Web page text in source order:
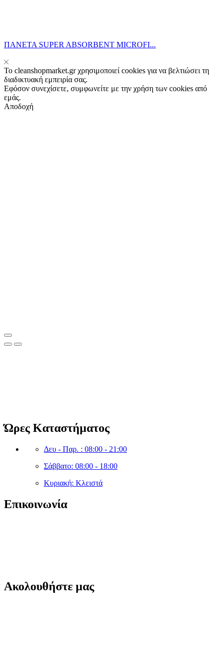
ΠΑΝΕΤΑ SUPER ABSORBENT MICROFI...
Το cleanshopmarket.gr χρησιμοποιεί cookies για να βελτιώσει τη
διαδικτυακή εμπειρία σας.
Εφόσον συνεχίσετε, συμφωνείτε με την χρήση των cookies από
εμάς.
Αποδοχή
Ώρες Καταστήματος
Δευ - Παρ. : 08:00 - 21:00
Σάββατο: 08:00 - 18:00
Κυριακή: Κλειστά
Επικοινωνία
Ακολουθήστε μας